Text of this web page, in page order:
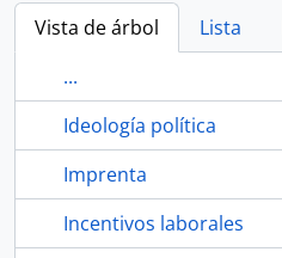
Vista de árbol Lista
...
Ideología política
Imprenta
Incentivos laborales